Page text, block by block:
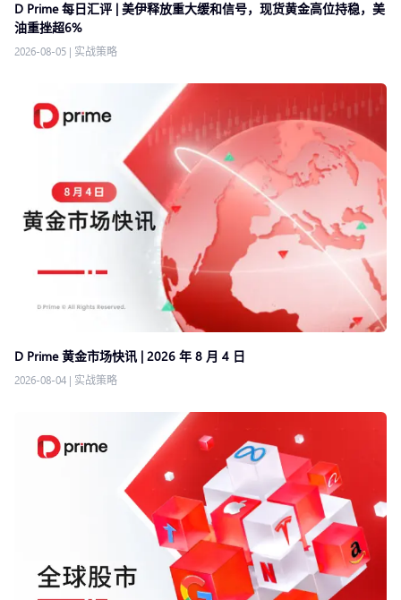
D Prime 每日汇评 | 美伊释放重大缓和信号，现货黄金高位持稳，美
油重挫超6%
2026-08-05 | 实战策略
D Prime 黄金市场快讯 | 2026 年 8 月 4 日
2026-08-04 | 实战策略